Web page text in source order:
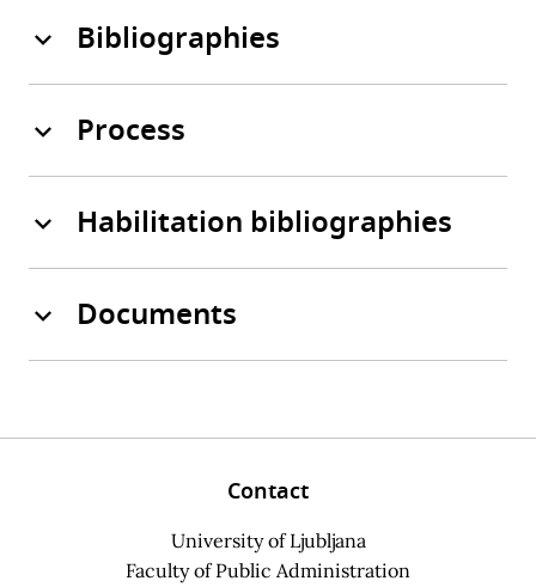
Bibliographies
Process
Habilitation bibliographies
Documents
Contact
University of Ljubljana
Faculty of Public Administration